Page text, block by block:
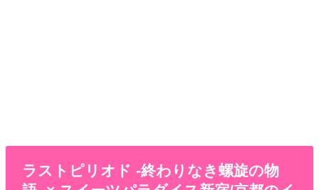
ラストピリオド -終わりなき螺旋の物